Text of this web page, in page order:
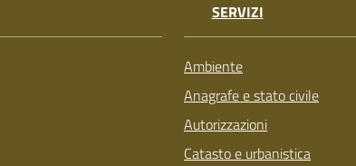
SERVIZI
Ambiente
Anagrafe e stato civile
Autorizzazioni
Catasto e urbanistica